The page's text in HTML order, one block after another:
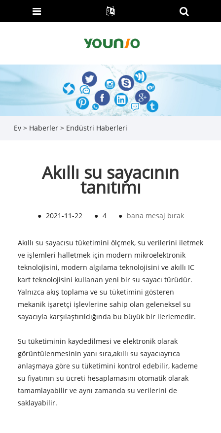
Ev > Haberler> Endüstri Haberleri
Akıllı su sayacının
tanıtımı
● 2021-11-22 ● 4 ● bana mesaj bırak
Akıllı su sayacısu tüketimini ölçmek, su verilerini iletmek
ve işlemleri halletmek için modern mikroelektronik
teknolojisini, modern algılama teknolojisini ve akıllı IC
kart teknolojisini kullanan yeni bir su sayacı türüdür.
Yalnızca akış toplama ve su tüketimini gösteren
mekanik işaretçi işlevlerine sahip olan geleneksel su
sayacıyla karşılaştırıldığında bu büyük bir ilerlemedir.
Su tüketiminin kaydedilmesi ve elektronik olarak
görüntülenmesinin yanı sıra,akıllı su sayacıayrıca
anlaşmaya göre su tüketimini kontrol edebilir, kademe
su fiyatının su ücreti hesaplamasını otomatik olarak
tamamlayabilir ve aynı zamanda su verilerini de
saklayabilir.